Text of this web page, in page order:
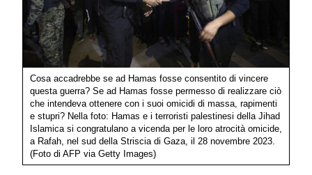
Cosa accadrebbe se ad Hamas fosse consentito di vincere
questa guerra? Se ad Hamas fosse permesso di realizzare ciò
che intendeva ottenere con i suoi omicidi di massa, rapimenti
e stupri? Nella foto: Hamas e i terroristi palestinesi della Jihad
Islamica si congratulano a vicenda per le loro atrocità omicide,
a Rafah, nel sud della Striscia di Gaza, il 28 novembre 2023.
(Foto di AFP via Getty Images)